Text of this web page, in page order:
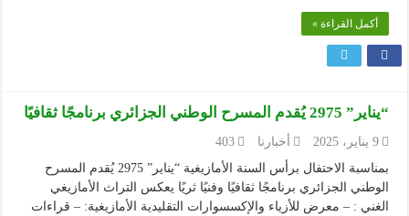
أكمل القراءة »
“يناير” 2975 يُقدم المسرح الوطني الجزائري برنامجًا ثقافيًا
9 يناير، 2025 أخبارنا
403
بمناسبة الاحتفال برأس السنة الأمازيغية “يناير” 2975 يُقدم المسرح
الوطني الجزائري برنامجًا ثقافيًا وفنيًا ثريًا يعكس التراث الأمازيغي
الغني : – معرض للأزياء والإكسسوارات التقليدية الأمازيغية: – قراءات